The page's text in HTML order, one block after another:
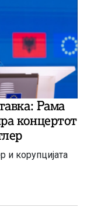
Рама
концертот
и корупцијата